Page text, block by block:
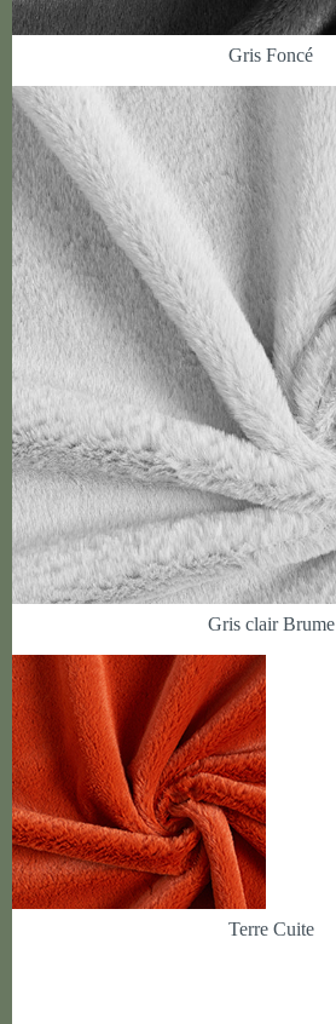
Gris Foncé
Gris clair Brume
Terre Cuite